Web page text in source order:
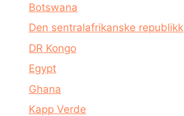
Botswana
Den sentralafrikanske republikk
DR Kongo
Egypt
Ghana
Kapp Verde